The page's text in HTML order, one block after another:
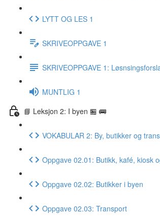
LYTT OG LES 1
SKRIVEOPPGAVE 1
SKRIVEOPPGAVE 1:
MUNTLIG 1
📘 Leksjon 2: I byen 🏪 🚌
VOKABULAR 2: By, butikker og
Oppgave 02.01: Butikk, kafé, kiosk
Oppgave 02.02: Butikker i byen
Oppgave 02.03: Transport